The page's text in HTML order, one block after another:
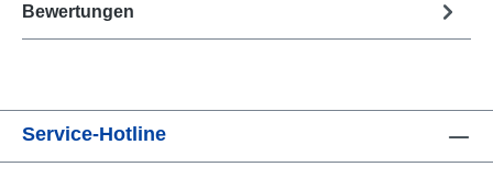
Bewertungen
Service-Hotline